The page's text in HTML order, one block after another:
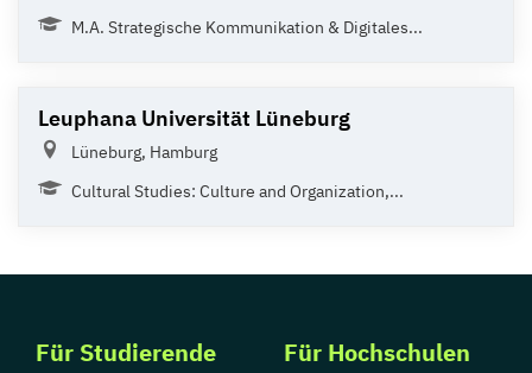
M.A. Strategische Kommunikation & Digitales...
Leuphana Universität Lüneburg
Lüneburg, Hamburg
Cultural Studies: Culture and Organization,...
Für Studierende Für Hochschulen